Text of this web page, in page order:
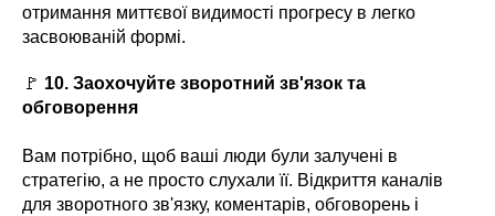
отримання миттєвої видимості прогресу в легко
засвоюваній формі.
🚩 10. Заохочуйте зворотний зв'язок та
обговорення
Вам потрібно, щоб ваші люди були залучені в
стратегію, а не просто слухали її. Відкриття каналів
для зворотного зв'язку, коментарів, обговорень і